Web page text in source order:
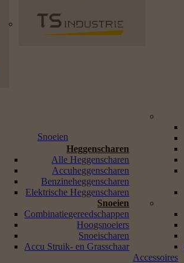
Snoeien
Heggenscharen
Alle Heggenscharen
Accuheggenscharen
Benzineheggenscharen
Elektrische Heggenscharen
Snoeien
Combinatiegereedschappen
Hoogsnoeiers
Snoeischaren
Accu Struik- en Grasschaar
Accessoires